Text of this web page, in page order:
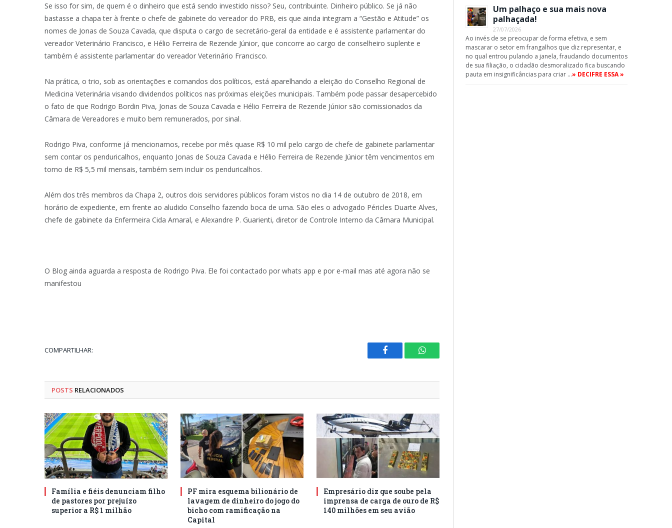
Se isso for sim, de quem é o dinheiro que está sendo investido nisso? Seu, contribuinte. Dinheiro público. Se já não
bastasse a chapa ter à frente o chefe de gabinete do vereador do PRB, eis que ainda integram a “Gestão e Atitude” os
nomes de Jonas de Souza Cavada, que disputa o cargo de secretário-geral da entidade e é assistente parlamentar do
vereador Veterinário Francisco, e Hélio Ferreira de Rezende Júnior, que concorre ao cargo de conselheiro suplente e
também é assistente parlamentar do vereador Veterinário Francisco.
Na prática, o trio, sob as orientações e comandos dos políticos, está aparelhando a eleição do Conselho Regional de
Medicina Veterinária visando dividendos políticos nas próximas eleições municipais. Também pode passar desapercebido
o fato de que Rodrigo Bordin Piva, Jonas de Souza Cavada e Hélio Ferreira de Rezende Júnior são comissionados da
Câmara de Vereadores e muito bem remunerados, por sinal.
Rodrigo Piva, conforme já mencionamos, recebe por mês quase R$ 10 mil pelo cargo de chefe de gabinete parlamentar
sem contar os penduricalhos, enquanto Jonas de Souza Cavada e Hélio Ferreira de Rezende Júnior têm vencimentos em
torno de R$ 5,5 mil mensais, também sem incluir os penduricalhos.
Além dos três membros da Chapa 2, outros dois servidores públicos foram vistos no dia 14 de outubro de 2018, em
horário de expediente, em frente ao aludido Conselho fazendo boca de urna. São eles o advogado Péricles Duarte Alves,
chefe de gabinete da Enfermeira Cida Amaral, e Alexandre P. Guarienti, diretor de Controle Interno da Câmara Municipal.
O Blog ainda aguarda a resposta de Rodrigo Piva. Ele foi contactado por whats app e por e-mail mas até agora não se
manifestou
COMPARTILHAR:
Facebook WhatsApp
POSTS RELACIONADOS
Família e fiéis denunciam filho
de pastores por prejuízo
superior a R$ 1 milhão
PF mira esquema bilionário de
lavagem de dinheiro do jogo do
bicho com ramificação na
Capital
Empresário diz que soube pela
imprensa de carga de ouro de R$
140 milhões em seu avião
Um palhaço e sua mais nova
palhaçada!
27/07/2026
Ao invés de se preocupar de forma efetiva, e sem
mascarar o setor em frangalhos que diz representar, e
no qual entrou pulando a janela, fraudando documentos
de sua filiação, o cidadão desmoralizado fica buscando
pauta em insignificâncias para criar …» DECIFRE ESSA »